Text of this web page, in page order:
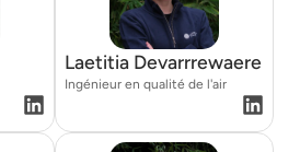
Laetitia Devarrrewaere
Ingénieur en qualité de l'air